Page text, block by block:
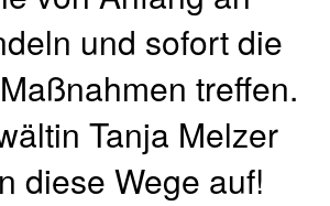
und sofort die
treffen.
Tanja Melzer
diese Wege auf!